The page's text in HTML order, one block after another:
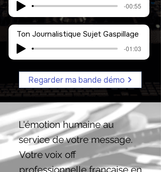
-00:55
Ton Journalistique Sujet Gaspillage
-01:03
Regarder ma bande démo
L'émotion humaine au
service de votre message.
Votre voix off
professionnelle française en